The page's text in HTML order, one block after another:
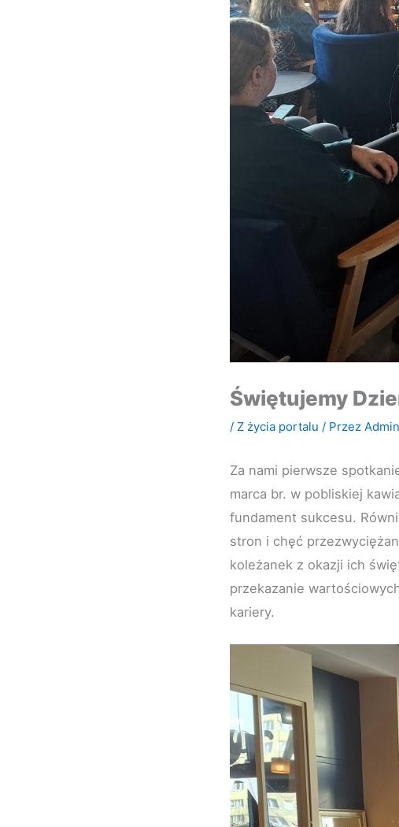
Świętujemy
/ Z życia portalu / Przez Admin
Za nami pierwsze
marca br. w pobliskiej
fundament sukcesu.
stron i chęć
koleżanek z okazji ich
przekazanie
kariery.